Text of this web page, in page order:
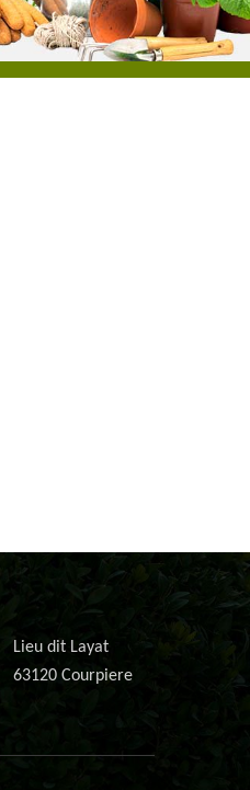
Lieu dit Layat
63120 Courpiere